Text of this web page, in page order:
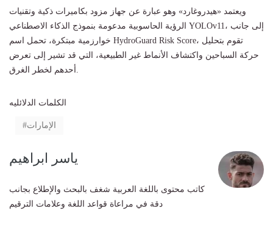
ويعتمد «هيدروغارد» وهو عبارة عن جهاز مزود بكاميرات ذكية وتقنيات
الرؤية الحاسوبية مدعومة بنموذج الذكاء الاصطناعي YOLOv11، إلى جانب
خوارزمية مبتكرة، تحمل اسم HydroGuard Risk Score، تقوم بتحليل
حركة السباحين واكتشاف الأنماط غير الطبيعية، التي قد تشير إلى تعرض
الكلمات الدلائليه
الإمارات
ياسر ابراهيم
كاتب محتوى باللغة العربية شغف بالبحث والإطلاع بجانب
دقة في مراعاة قواعد اللغة وعلامات الترقيم